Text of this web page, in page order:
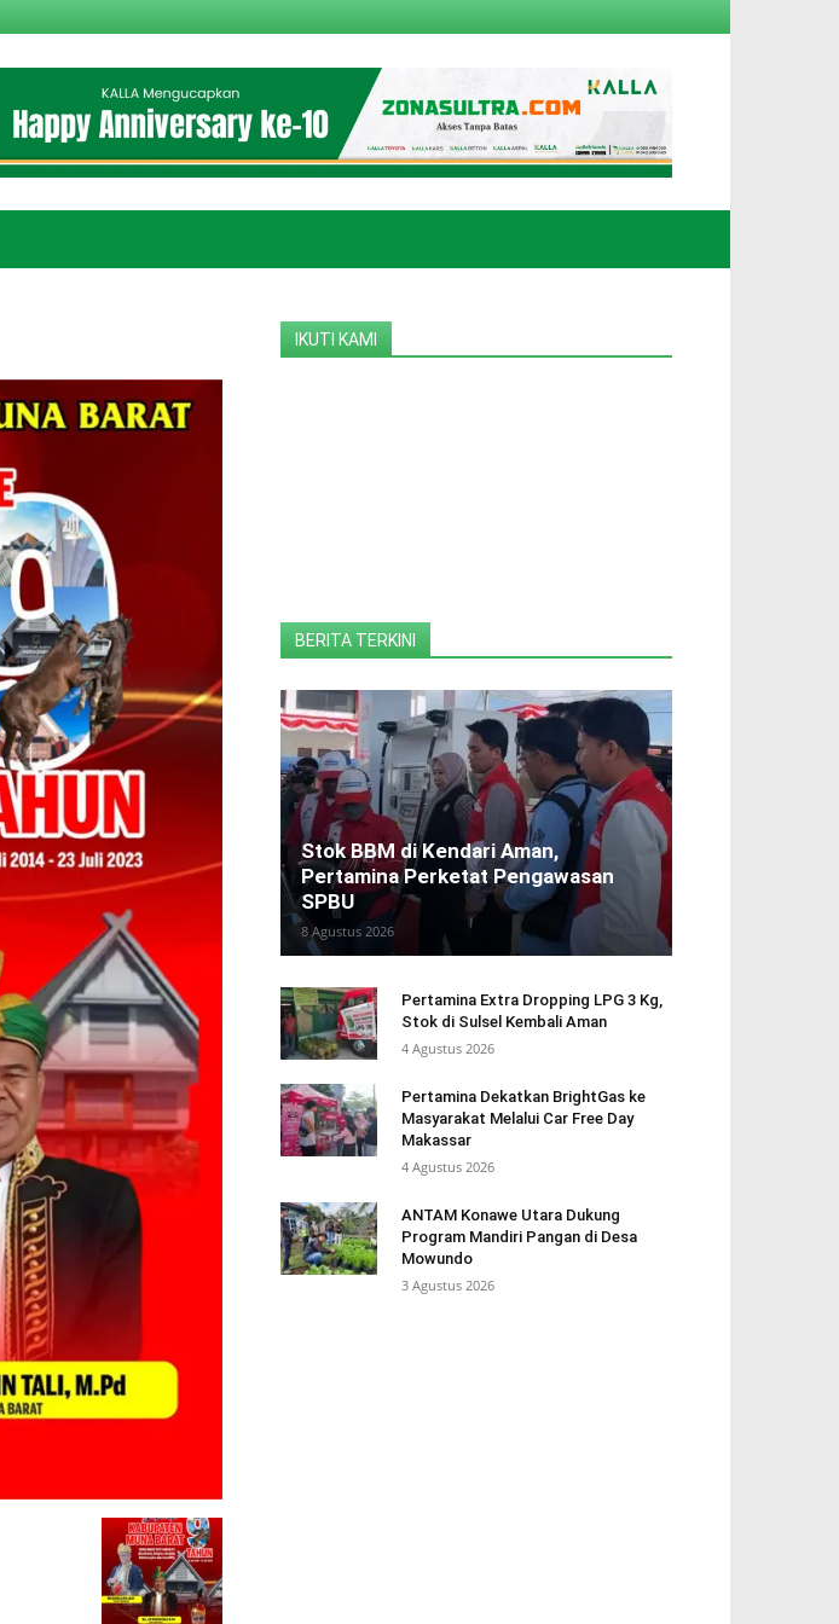
IKUTI KAMI
BERITA TERKINI
Stok BBM di Kendari Aman,
Pertamina Perketat Pengawasan
SPBU
8 Agustus 2026
Pertamina Extra Dropping LPG 3 Kg,
Stok di Sulsel Kembali Aman
4 Agustus 2026
Pertamina Dekatkan BrightGas ke
Masyarakat Melalui Car Free Day
Makassar
4 Agustus 2026
ANTAM Konawe Utara Dukung
Program Mandiri Pangan di Desa
Mowundo
3 Agustus 2026